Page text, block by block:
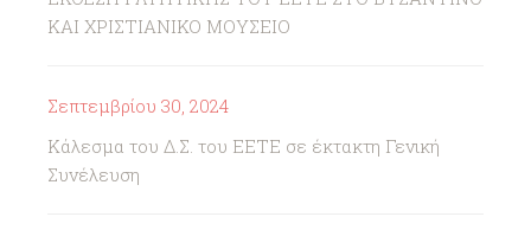
ΚΑΙ ΧΡΙΣΤΙΑΝΙΚΟ ΜΟΥΣΕΙΟ
Σεπτεμβρίου 30, 2024
Κάλεσμα του Δ.Σ. του ΕΕΤΕ σε έκτακτη Γενική
Συνέλευση